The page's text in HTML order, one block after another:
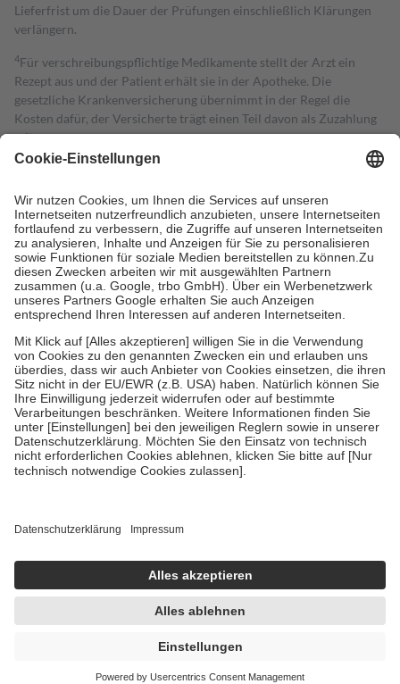
Lieferfrist um die Dauer der Prüfungen einschließlich Klärungen
verlängern.
4Für verschreibungspflichtige Medikamente stellt der Arzt ein
Rezept aus und der Patient erhält sie in der Apotheke. Die
gesetzliche Krankenversicherung übernimmt in der Regel die
Kosten dafür, der Versicherte trägt einen Teil davon als Zuzahlung
mit.
Grundsätzlich leisten Mitglieder Zuzahlungen in Höhe von zehn
höchstens zehn Euro.
Es sind jedoch nie mehr als die tatsächlichen
Kosten der Leistung zu entrichten.
Diese Regeln gelten grundsätzlich auch für Online-Apotheken.
Bei Heilmitteln und häuslicher Krankenpflege beträgt die
Zuzahlung zehn Prozent der Kosten sowie zehn Euro je
Verordnung.
Um das Engagement der Versicherten für ihre eigene Gesundheit zu
stärken und die besondere Stellung der Familie zu unterstützen,
fallenkeine Zuzahlungenan bei:
• Kindern und Jugendlichen bis zum vollendeten 18. Lebensjahr
mit Ausnahme der Fahrkosten
• Untersuchungen zur Vorsorge und Früherkennung, die von der
GKV getragen werden
• empfohlenen Schutzimpfungen
• Harn- und Blutteststreifen
getroffen, um sicherzustellen, dass es sich um echte Bewertungen
https://help.etrusted.com/hc/de/articles/4419944605341
Einige Bilder und Inhalte wurden unter Zuhilfenahme künstlicher